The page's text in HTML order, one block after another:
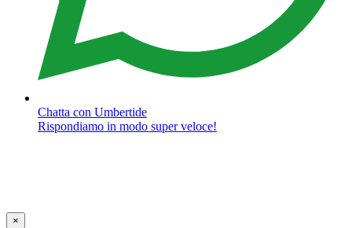
Chatta con Umbertide
Rispondiamo in modo super veloce!
×